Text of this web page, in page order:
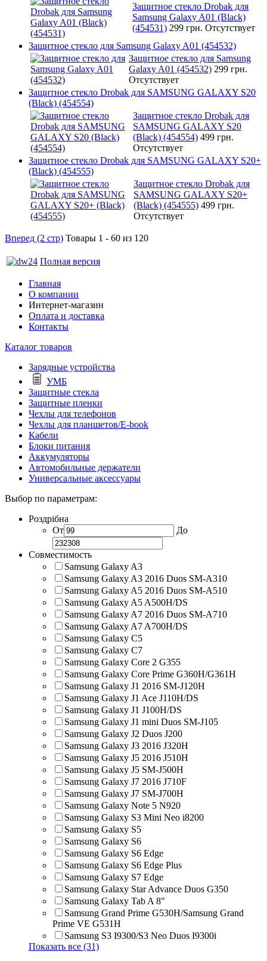
Защитное стекло Drobak для
Samsung Galaxy A01 (Black)
(454531) 299 грн. Отсутствует
Защитное стекло для Samsung Galaxy A01 (454532)
Защитное стекло для Samsung
Galaxy A01 (454532) 299 грн.
Отсутствует
Защитное стекло Drobak для SAMSUNG GALAXY S20
(Black) (454554)
Защитное стекло Drobak для
SAMSUNG GALAXY S20
(Black) (454554) 499 грн.
Отсутствует
Защитное стекло Drobak для SAMSUNG GALAXY S20+
(Black) (454555)
Защитное стекло Drobak для
SAMSUNG GALAXY S20+
(Black) (454555) 499 грн.
Отсутствует
Вперед (2 стр) Товары 1 - 60 из 120
Полная версия
Главная
О компании
Интернет-магазин
Оплата и доставка
Контакты
Каталог товаров
Зарядные устройства
УМБ
Защитные стекла
Защитные пленки
Чехлы для телефонов
Чехлы для планшетов/E-book
Кабели
Блоки питания
Аккумуляторы
Автомобильные держатели
Универсальные аксессуары
Выбор по параметрам:
Роздрібна
От
До
Совместимость
Samsung Galaxy A3
Samsung Galaxy A3 2016 Duos SM-A310
Samsung Galaxy A5 2016 Duos SM-A510
Samsung Galaxy A5 A500H/DS
Samsung Galaxy A7 2016 Duos SM-A710
Samsung Galaxy A7 A700H/DS
Samsung Galaxy C5
Samsung Galaxy C7
Samsung Galaxy Core 2 G355
Samsung Galaxy Core Prime G360H/G361H
Samsung Galaxy J1 2016 SM-J120H
Samsung Galaxy J1 Ace J110H/DS
Samsung Galaxy J1 J100H/DS
Samsung Galaxy J1 mini Duos SM-J105
Samsung Galaxy J2 Duos J200
Samsung Galaxy J3 2016 J320H
Samsung Galaxy J5 2016 J510H
Samsung Galaxy J5 SM-J500H
Samsung Galaxy J7 2016 J710F
Samsung Galaxy J7 SM-J700H
Samsung Galaxy Note 5 N920
Samsung Galaxy S3 Mini Neo i8200
Samsung Galaxy S5
Samsung Galaxy S6
Samsung Galaxy S6 Edge
Samsung Galaxy S6 Edge Plus
Samsung Galaxy S7 Edge
Samsung Galaxy Star Advance Duos G350
Samsung Galaxy Tab A 8"
Samsung Grand Prime G530H/Samsung Grand
Prime VE G531H
Samsung S3 I9300/S3 Neo Duos I9300i
Показать все (31)